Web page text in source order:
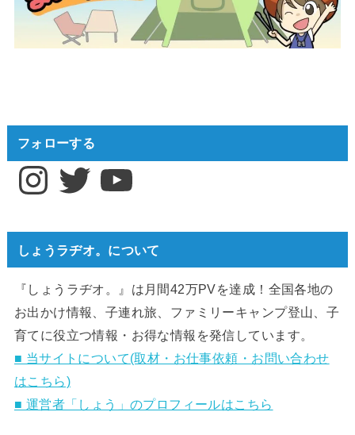
フォローする
InstagramTwitter YouTube
しょうラヂオ。について
『しょうラヂオ。』は月間42万PVを達成！全国各地の
お出かけ情報、子連れ旅、ファミリーキャンプ登山、子
育てに役立つ情報・お得な情報を発信しています。
■ 当サイトについて(取材・お仕事依頼・お問い合わせ
はこちら)
■ 運営者「しょう」のプロフィールはこちら